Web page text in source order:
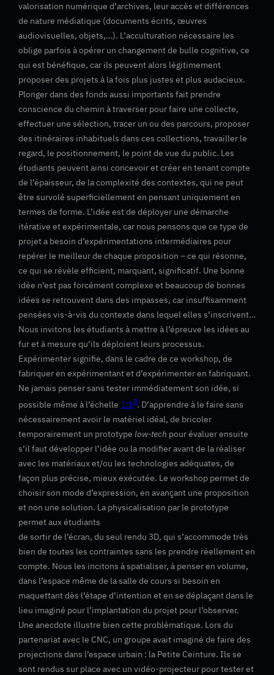
valorisation numérique d’archives, leur accès et différences
de nature médiatique (documents écrits, œuvres
audiovisuelles, objets,…). L’acculturation nécessaire les
oblige parfois à opérer un changement de bulle cognitive, ce
qui est bénéfique, car ils peuvent alors légitimement
proposer des projets à la fois plus justes et plus audacieux.
Plonger dans des fonds aussi importants fait prendre
conscience du chemin à traverser pour faire une collecte,
effectuer une sélection, tracer un ou des parcours, proposer
des itinéraires inhabituels dans ces collections, travailler le
regard, le positionnement, le point de vue du public. Les
étudiants peuvent ainsi concevoir et créer en tenant compte
de l’épaisseur, de la complexité des contextes, qui ne peut
être survolé superficiellement en pensant uniquement en
termes de forme. L’idée est de déployer une démarche
itérative et expérimentale, car nous pensons que ce type de
projet a besoin d’expérimentations intermédiaires pour
repérer le meilleur de chaque proposition – ce qui résonne,
ce qui se révèle efficient, marquant, significatif. Une bonne
idée n’est pas forcément complexe et beaucoup de bonnes
idées se retrouvent dans des impasses, car insuffisamment
pensées vis-à-vis du contexte dans lequel elles s’inscrivent…
Nous invitons les étudiants à mettre à l’épreuve les idées au
fur et à mesure qu’ils déploient leurs processus.
Expérimenter signifie, dans le cadre de ce workshop, de
fabriquer en expérimentant et d’expérimenter en fabriquant.
Ne jamais penser sans tester immédiatement son idée, si
possible même à l’échelle 1:18. D’apprendre à le faire sans
nécessairement avoir le matériel idéal, de bricoler
temporairement un prototype low-tech pour évaluer ensuite
s’il faut développer l’idée ou la modifier avant de la réaliser
avec les matériaux et/ou les technologies adéquates, de
façon plus précise, mieux exécutée. Le workshop permet de
choisir son mode d’expression, en avançant une proposition
et non une solution. La physicalisation par le prototype
permet aux étudiants
de sortir de l’écran, du seul rendu 3D, qui s’accommode très
bien de toutes les contraintes sans les prendre réellement en
compte. Nous les incitons à spatialiser, à penser en volume,
dans l’espace même de la salle de cours si besoin en
maquettant dès l’étape d’intention et en se déplaçant dans le
lieu imaginé pour l’implantation du projet pour l’observer.
Une anecdote illustre bien cette problématique. Lors du
partenariat avec le CNC, un groupe avait imaginé de faire des
projections dans l’espace urbain : la Petite Ceinture. Ils se
sont rendus sur place avec un vidéo-projecteur pour tester et